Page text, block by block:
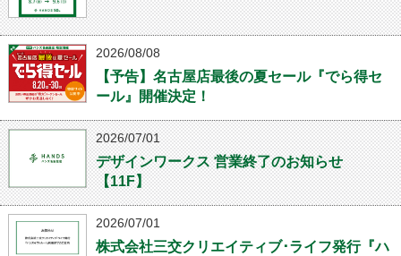
2026/08/08
【予告】名古屋店最後の夏セール『でら得セ
ール』開催決定！
2026/07/01
デザインワークス 営業終了のお知らせ
【11F】
2026/07/01
株式会社三交クリエイティブ･ライフ発行『ハ